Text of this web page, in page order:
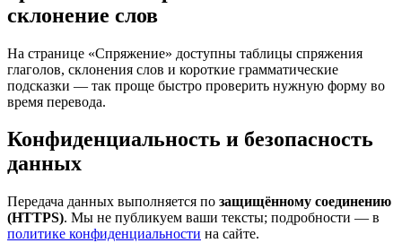
склонение слов
На странице «Спряжение» доступны таблицы спряжения
глаголов, склонения слов и короткие грамматические
подсказки — так проще быстро проверить нужную форму во
время перевода.
Конфиденциальность и безопасность
данных
Передача данных выполняется по защищённому соединению
(HTTPS). Мы не публикуем ваши тексты; подробности — в
политике конфиденциальности на сайте.